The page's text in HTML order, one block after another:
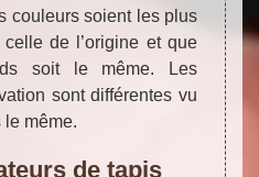
couleurs soient les plus
de l’origine et que
soit le même. Les
sont différentes vu
le même.
de tapis